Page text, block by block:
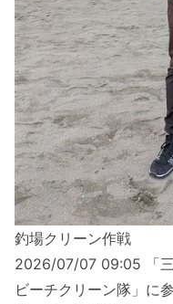
釣場クリーン作戦
2026/07/07 09:05 「
ビーチクリーン隊」に